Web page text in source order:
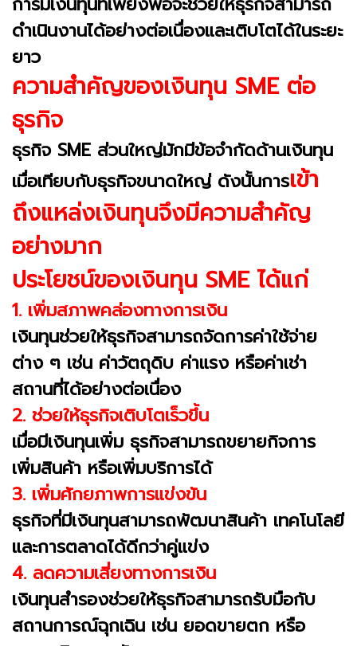
ดำเนินงานได้อย่างต่อเนื่องและเติบโตได้ในระยะ
ยาว
ความสำคัญของเงินทุน SME ต่อ
ธุรกิจ
ธุรกิจ SME ส่วนใหญ่มักมีข้อจำกัดด้านเงินทุน
เมื่อเทียบกับธุรกิจขนาดใหญ่ ดังนั้นการเข้า
ถึงแหล่งเงินทุนจึงมีความสำคัญ
อย่างมาก
ประโยชน์ของเงินทุน SME ได้แก่
1. เพิ่มสภาพคล่องทางการเงิน
เงินทุนช่วยให้ธุรกิจสามารถจัดการค่าใช้จ่าย
ต่าง ๆ เช่น ค่าวัตถุดิบ ค่าแรง หรือค่าเช่า
สถานที่ได้อย่างต่อเนื่อง
2. ช่วยให้ธุรกิจเติบโตเร็วขึ้น
เมื่อมีเงินทุนเพิ่ม ธุรกิจสามารถขยายกิจการ
เพิ่มสินค้า หรือเพิ่มบริการได้
3. เพิ่มศักยภาพการแข่งขัน
ธุรกิจที่มีเงินทุนสามารถพัฒนาสินค้า เทคโนโลยี
และการตลาดได้ดีกว่าคู่แข่ง
4. ลดความเสี่ยงทางการเงิน
เงินทุนสำรองช่วยให้ธุรกิจสามารถรับมือกับ
สถานการณ์ฉุกเฉิน เช่น ยอดขายตก หรือ